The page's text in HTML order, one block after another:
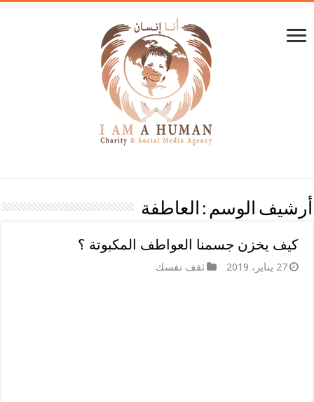
أرشيف الوسم : العاطفة
كيف يخزن جسمنا العواطف المكبوتة ؟
27 يناير، 2019 ثقف نفسك